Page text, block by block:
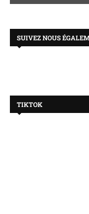
SUIVEZ NOUS
TIKTOK